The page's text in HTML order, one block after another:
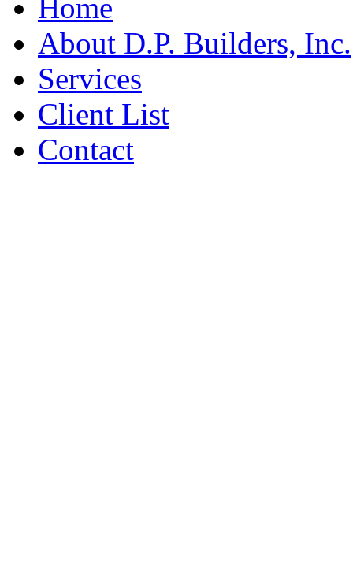
Home
About D.P. Builders, Inc.
Services
Client List
Contact